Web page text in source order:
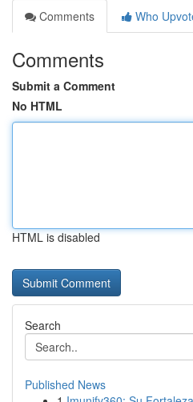
Comments
Who
Comments
Submit a Comment
No HTML
HTML is disabled
Search
Published News